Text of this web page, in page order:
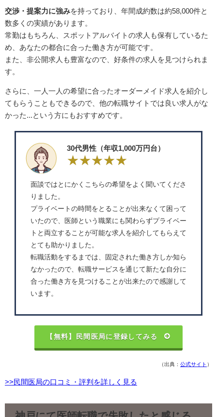
交渉・提案力に強みを持っており、年間成約数は約58,000件と
数多くの実績があります。
常勤はもちろん、スポットアルバイトの求人も保有しているた
め、あなたの都合に合った働き方が可能です。
また、非公開求人も豊富なので、好条件の求人を見つけられま
す。
さらに、一人一人の希望に合ったオーダーメイド求人を紹介し
てもらうこともできるので、他の転職サイトでは良い求人がな
かった...という方にもおすすめです。
30代男性（年収1,000万円台）
面談ではとにかくこちらの希望をよく聞いてくださ
りました。
プライベートの時間をとることが出来なくて困って
いたので、医師という職業にも関わらずプライベー
トと両立することが可能な求人を紹介してもらえて
とても助かりました。
転職活動をするまでは、固定された働き方しか知ら
なかったので、転職サービスを通じて新たな自分に
合った働き方を見つけることが出来たので感謝して
います。
【無料】民間医局に登録してみる
（出典： 公式サイト ）
>>民間医局の口コミ・評判を詳しく見る